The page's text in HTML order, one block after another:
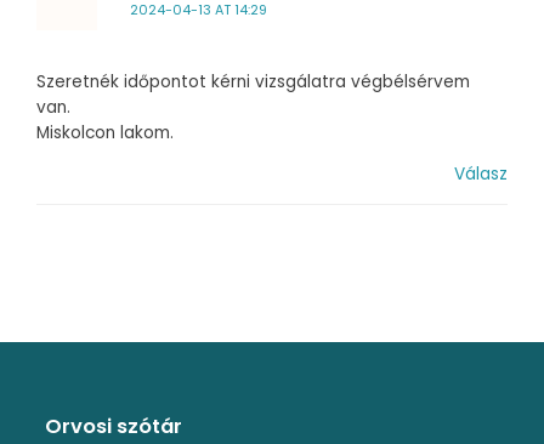
2024-04-13 AT 14:29
Szeretnék időpontot kérni vizsgálatra végbélsérvem
van.
Miskolcon lakom.
Válasz
Orvosi szótár